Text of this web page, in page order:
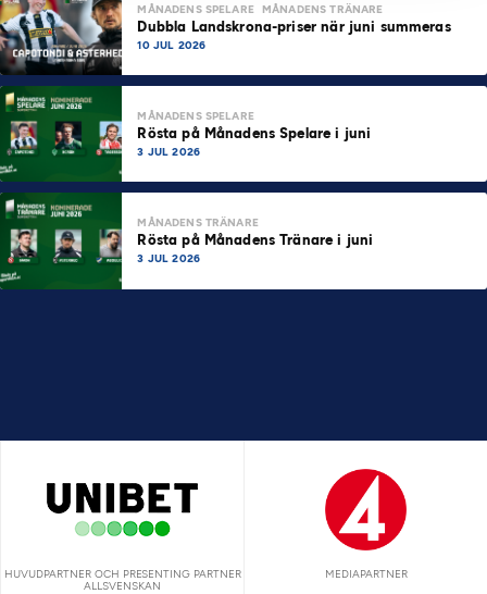
MÅNADENS SPELARE MÅNADENS TRÄNARE
Dubbla Landskrona-priser när juni summeras
10 JUL 2026
MÅNADENS SPELARE
Rösta på Månadens Spelare i juni
3 JUL 2026
MÅNADENS TRÄNARE
Rösta på Månadens Tränare i juni
3 JUL 2026
HUVUDPARTNER OCH PRESENTING PARTNER
ALLSVENSKAN
MEDIAPARTNER